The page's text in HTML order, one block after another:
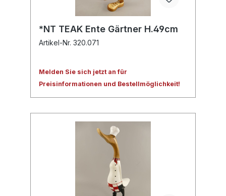
*NT TEAK Ente Gärtner H.49cm
Artikel-Nr. 320.071
Melden Sie sich jetzt an für
Preisinformationen und Bestellmöglichkeit!